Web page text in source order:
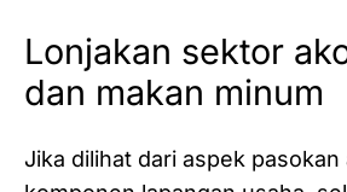
Lonjakan sektor
dan makan minum
Jika dilihat dari aspek pasokan